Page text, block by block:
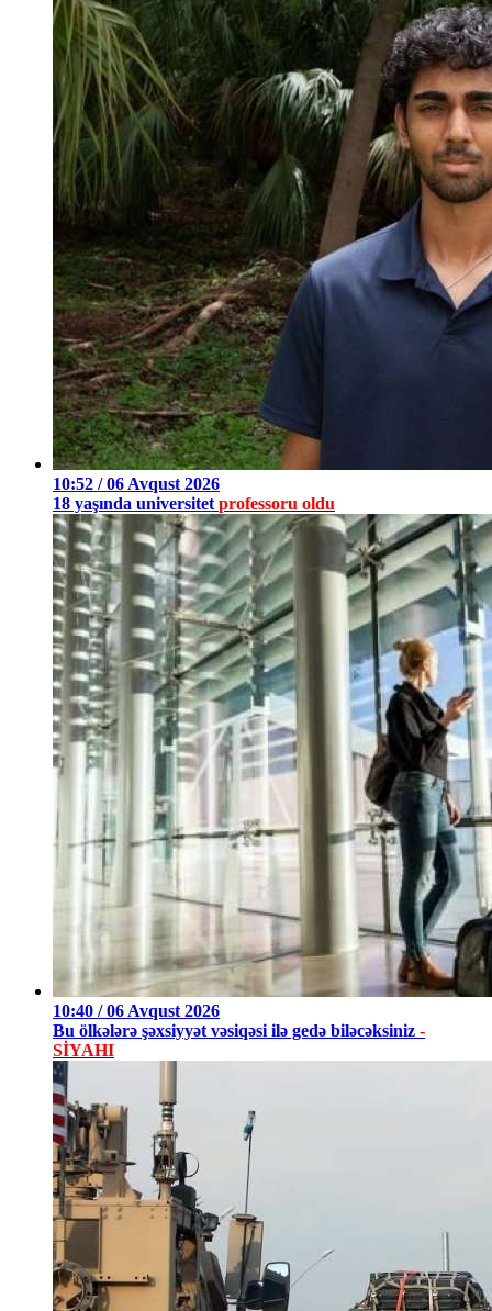
10:52 / 06 Avqust 2026
18 yaşında universitet professoru oldu
10:40 / 06 Avqust 2026
Bu ölkələrə şəxsiyyət vəsiqəsi ilə gedə biləcəksiniz -
SİYAHI